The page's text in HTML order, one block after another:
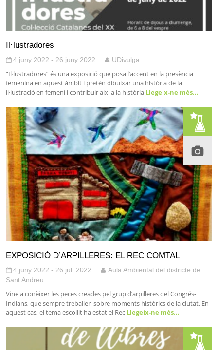
Il·lustradores
4 juny 2022 - 26 juny 2022 UDivulga
“Il·lustradores” és una exposició que posa l’accent en la presència
femenina en aquest àmbit i pretén dibuixar una història de la
il·lustració en femení i contribuir així a la història Llegeix-ne més…
EXPOSICIÓ D’ARPILLERES: EL REC COMTAL
4 juny 2022 - 26 jul. 2022
Aula Ambiental del districte de
Sant Andreu
Vine a conèixer les peces creades pel grup d’arpilleres del Congrés-
Indians, que sempre treballen sobre moments històrics de la ciutat. En
aquest cas, el tema escollit ha estat el Rec Llegeix-ne més…